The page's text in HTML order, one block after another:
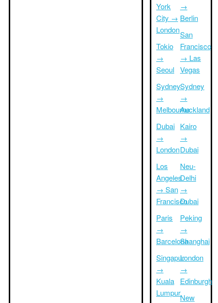
York
City →
London
Tokio
→
Seoul
Sydney
→
Melbourne
Dubai
→
London
Los
Angeles
→ San
Francisco
Paris
→
Barcelona
Singapur
→
Kuala
Lumpur
→
Berlin
San
Francisco
→ Las
Vegas
Sydney
→
Auckland
Kairo
→
Dubai
Neu-
Delhi
→
Dubai
Peking
→
Shanghai
London
→
Edinburgh
New